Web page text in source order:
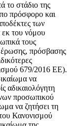
το στάδιο της
πρόσφορο και
των
του νόμου
τους
πρόσβασης
679/2016 ΕΕ).
να
αδικαιολόγητη
προσωπικού
να ζητήσει τη
Κανονισμού